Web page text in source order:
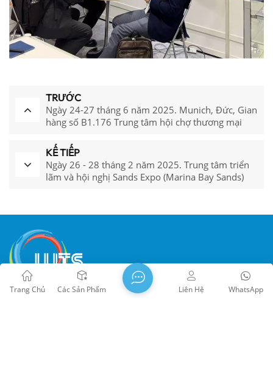
TRƯỚC
Ngày 24-27 tháng 6 năm 2025. Munich, Đức, Gian
hàng số B1.176 Trung tâm hội chợ thương mại
KẾ TIẾP
Ngày 26 - 28 tháng 2 năm 2025. Trung tâm triển
lãm và hội nghị Sands Expo (Marina Bay Sands)
Trang Chủ Các Sản Phẩm WhatsApp
Liên Hệ